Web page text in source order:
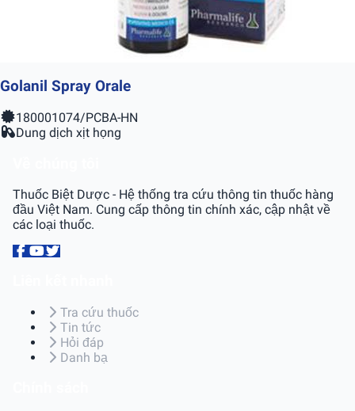
Golanil Spray Orale
180001074/PCBA-HN
Dung dịch xịt họng
Thuốc Biệt Dược - Hệ thống tra cứu thông tin thuốc hàng
đầu Việt Nam. Cung cấp thông tin chính xác, cập nhật về
các loại thuốc.
Tra cứu thuốc
Tin tức
Hỏi đáp
Danh bạ